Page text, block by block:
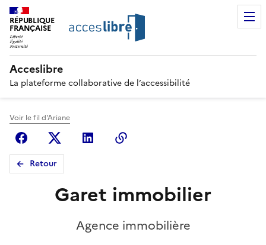
RÉPUBLIQUE
FRANÇAISE
Acceslibre
La plateforme collaborative de l’accessibilité
Voir le fil d'Ariane
FacebookX (anciennement Twitter)
Linkedin
Retour
Garet immobilier
Agence immobilière